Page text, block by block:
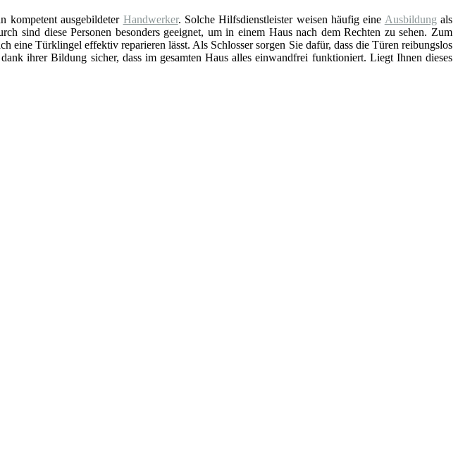
kompetent ausgebildeter Handwerker. Solche Hilfsdienstleister weisen häufig eine Ausbildungals
sind diese Personen besonders geeignet, um in einem Haus nach dem Rechten zu sehen. Zum
eine Türklingel effektiv reparieren lässt. Als Schlosser sorgen Sie dafür, dass die Türen reibungslos
dank ihrer Bildung sicher, dass im gesamten Haus alles einwandfrei funktioniert. Liegt Ihnen dieses